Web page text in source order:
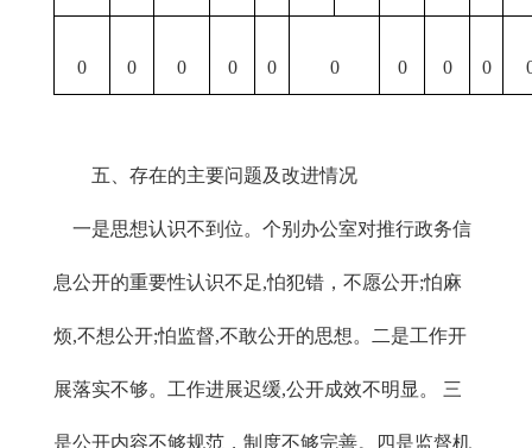
0 0 0 0 0 0 0 0 0
五、存在的主要问题及改进情况
一是思想认识不到位。个别办公室对推行政务信
息公开的重要性认识不足,怕犯错，不愿公开;怕麻
烦,不想公开;怕监督,不敢公开的思想。二是工作开
展落实不够。工作进展迟缓,公开成效不明显。 三
是公开内容不够规范，制度不够完善。四是监督机